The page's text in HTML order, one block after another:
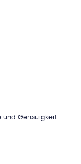
und Genauigkeit